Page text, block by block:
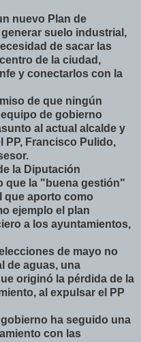
nuevo Plan de
suelo industrial,
de sacar las
de la ciudad,
y conectarlos con la
de que ningún
de gobierno
al actual alcalde y
PP, Francisco Pulido,
la Diputación
que la "buena gestión"
que aporto como
ejemplo el plan
a los ayuntamientos,
de mayo no
de aguas, una
originó la pérdida de la
al expulsar el PP
ha seguido una
con las